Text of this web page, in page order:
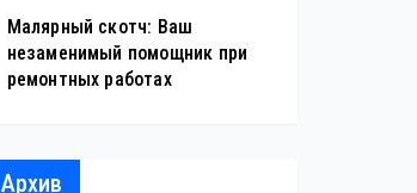
Малярный скотч: Ваш
незаменимый помощник при
ремонтных работах
Архив